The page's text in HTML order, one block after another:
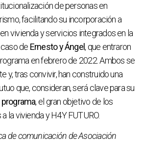
de personas en
facilitando su incorporación a
vivienda y servicios integrados en la
de Ernesto y Ángel, que entraron
en febrero de 2022. Ambos se
y, tras convivir, han construido una
que, consideran, será clave para su
, el gran objetivo de los
la vivienda y H4Y FUTURO.
de comunicación de Asociación